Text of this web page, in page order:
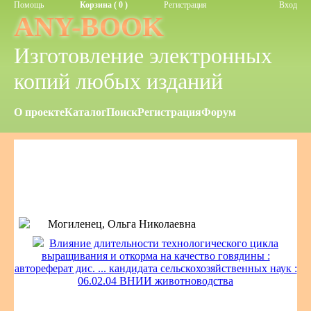
Помощь Корзина ( 0 ) Регистрация Вход
ANY-BOOK
Изготовление электронных
копий любых изданий
О проектеКаталогПоискРегистрацияФорум
Могиленец, Ольга Николаевна
Влияние длительности технологического цикла
выращивания и откорма на качество говядины :
автореферат дис. ... кандидата сельскохозяйственных наук :
06.02.04 ВНИИ животноводства